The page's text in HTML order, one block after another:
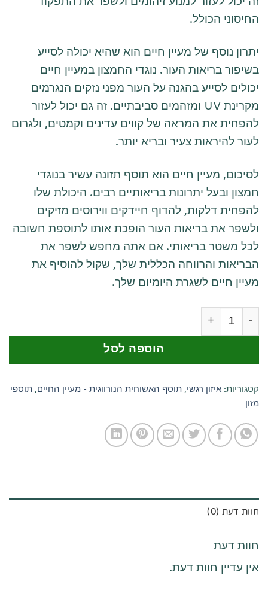
החיסוני הכולל.
יתרון נוסף של מעיין חיים הוא שהיא יכולה לסייע
בשיפור בריאות העור. נוגדי החמצון במעיין חיים
יכולים לסייע בהגנה על העור מפני נזקים הנגרמים
מקרינת UV ומזהמים סביבתיים. זה גם יכול לעזור
להפחית את המראה של קווים עדינים וקמטים, ולגרום
לעור להיראות צעיר ובריא יותר.
לסיכום, מעיין חיים הוא תוסף תזונה עשיר בנוגדי
חמצון ובעל יתרונות בריאותיים רבים. היכולת שלו
להפחית דלקות, להדוף חיידקים ווירוסים מזיקים
ולשפר את בריאות העור הופכת אותו לתוספת חשובה
לכל משטר בריאותי. אם אתה מחפש לשפר את
הבריאות והרווחה הכללית שלך, שקול להוסיף את
מעיין חיים לשגרת היומיום שלך.
כמות של אשוחית נורווגית - מעיין החיים
הוספה לסל
קטגוריות: איזון רגשי, תוסף האשוחית הנורווגית - מעיין החיים, תוספי
מזון
חוות דעת (0)
חוות דעת
אין עדיין חוות דעת.